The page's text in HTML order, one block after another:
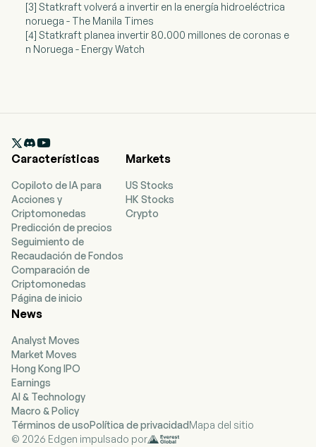
[3] Statkraft volverá a invertir en la energía hidroeléctrica
noruega - The Manila Times
[4] Statkraft planea invertir 80.000 millones de coronas e
n Noruega - Energy Watch

Características
Copiloto de IA para
Acciones y
Criptomonedas
Predicción de precios
Seguimiento de
Recaudación de Fondos
Comparación de
Criptomonedas
Página de inicio
Markets
US Stocks
HK Stocks
Crypto
News
Analyst Moves
Market Moves
Hong Kong IPO
Earnings
AI & Technology
Macro & Policy
Términos de usoPolítica de privacidadMapa del sitio
© 2026 Edgen impulsado por